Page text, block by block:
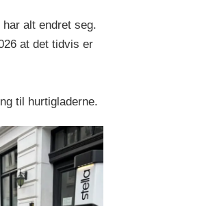
alt endret seg.
at det tidvis er
til hurtigladerne.